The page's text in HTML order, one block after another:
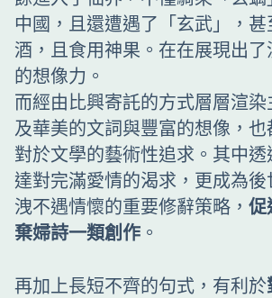
中國，且還遭遇了「玄武」，
酒，且食用神果。在在展現出了
的想像力。
而經由比興寄託的方式層層渲
及華美的文詞與豐富的想像，也
對於文學的藝術性追求。其中透
達對完滿愛情的渴求，更成為後
洩不遇情懷的重要修辭策略， 促
棄婦詩一類創作 。
再加上長短不齊的句式，有利於